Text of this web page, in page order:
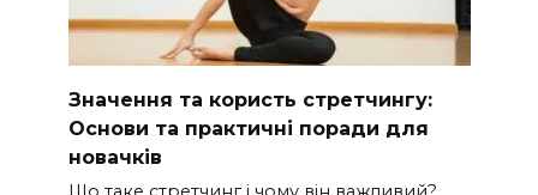
Значення та користь стретчингу:
Основи та практичні поради для
новачків